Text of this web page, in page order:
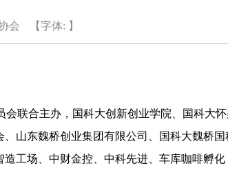
会 【字体: 】
联合主办，国科大创新创业学院、国科大怀
山东魏桥创业集团有限公司、国科大魏桥国
工场、中财金控、中科先进、车库咖啡孵化